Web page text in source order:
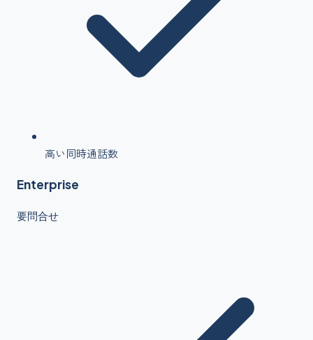
高い同時通話数
Enterprise
要問合せ